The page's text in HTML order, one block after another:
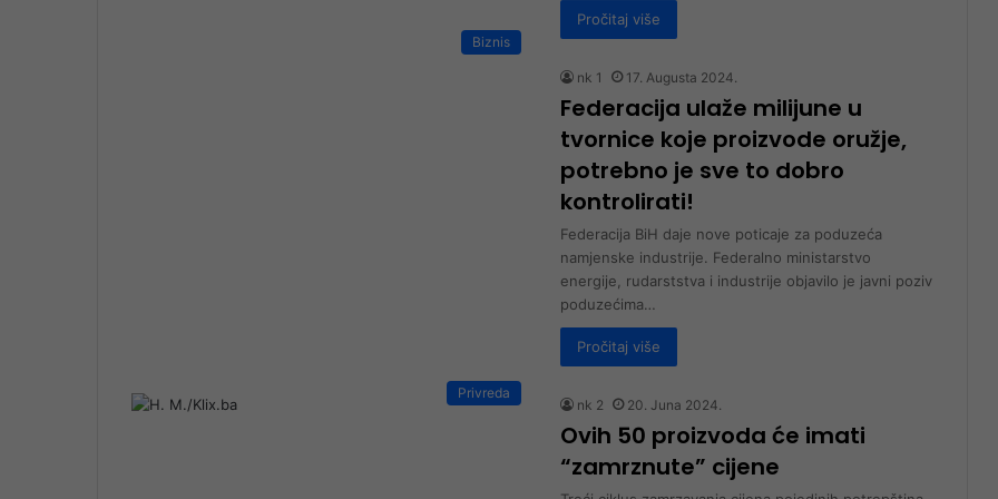
Pročitaj više
Biznis
nk 1 17. Augusta 2024.
Federacija ulaže milijune u
tvornice koje proizvode oružje,
potrebno je sve to dobro
kontrolirati!
Federacija BiH daje nove poticaje za poduzeća
namjenske industrije. Federalno ministarstvo
energije, rudarststva i industrije objavilo je javni poziv
poduzećima…
Pročitaj više
Privreda
nk 2 20. Juna 2024.
Ovih 50 proizvoda će imati
“zamrznute” cijene